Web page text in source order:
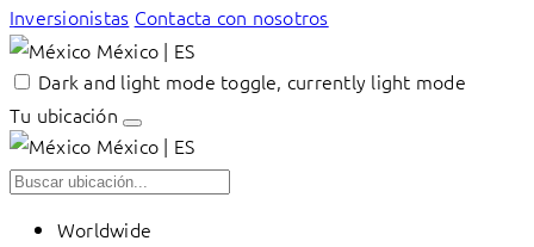
Inversionistas Contacta con nosotros
México | ES
Dark and light mode toggle, currently light mode
Tu ubicación
México | ES
Worldwide